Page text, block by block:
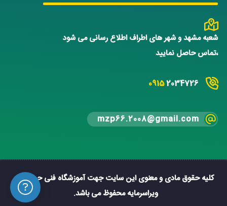
شعبه مشهد و شهر های اطراف اطلاع رسانی می شود
،تماس حاصل نمایید
09152034726
mzp66.2008@gmail.com
کلیه حقوق مادی و معنوی این سایت جهت آموزشگاه فنی حرفه ای
ویراسرمایه محفوظ می باشد.